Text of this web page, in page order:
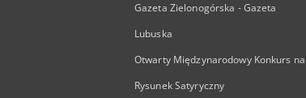
Gazeta Zielonogórska - Gazeta
Lubuska
Otwarty Międzynarodowy Konkurs na
Rysunek Satyryczny